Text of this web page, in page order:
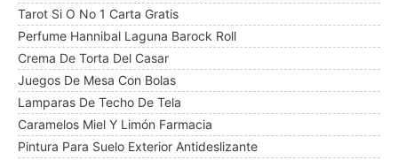
Tarot Si O No 1 Carta Gratis
Perfume Hannibal Laguna Barock Roll
Crema De Torta Del Casar
Juegos De Mesa Con Bolas
Lamparas De Techo De Tela
Caramelos Miel Y Limón Farmacia
Pintura Para Suelo Exterior Antideslizante